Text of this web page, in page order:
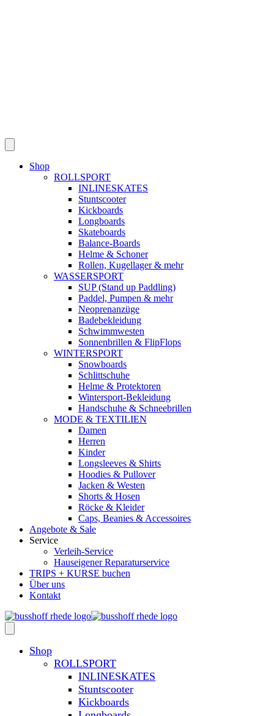
Shop
ROLLSPORT
INLINESKATES
Stuntscooter
Kickboards
Longboards
Skateboards
Balance-Boards
Helme & Schoner
Rollen, Kugellager & mehr
WASSERSPORT
SUP (Stand up Paddling)
Paddel, Pumpen & mehr
Neoprenanzüge
Badebekleidung
Schwimmwesten
Sonnenbrillen & FlipFlops
WINTERSPORT
Snowboards
Schlittschuhe
Helme & Protektoren
Wintersport-Bekleidung
Handschuhe & Schneebrillen
MODE & TEXTILIEN
Damen
Herren
Kinder
Longsleeves & Shirts
Hoodies & Pullover
Jacken & Westen
Shorts & Hosen
Röcke & Kleider
Caps, Beanies & Accessoires
Angebote & Sale
Service
Verleih-Service
Hauseigener Reparaturservice
TRIPS + KURSE buchen
Über uns
Kontakt
Shop
ROLLSPORT
INLINESKATES
Stuntscooter
Kickboards